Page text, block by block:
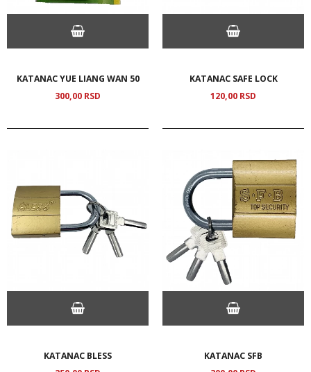
KATANAC YUE LIANG WAN 50
300,00 RSD
KATANAC SAFE LOCK
120,00 RSD
KATANAC BLESS
KATANAC SFB